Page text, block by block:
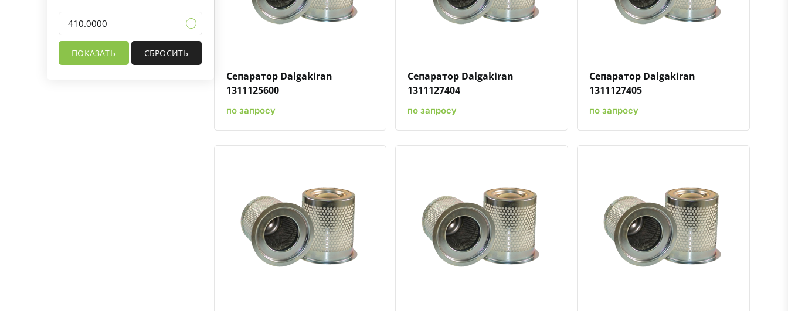
410.0000
Быстрый просмотрДобавить к сравнению
Добавить в избранное
Сепаратор Dalgakiran
1311125600
по запросу
Быстрый просмотрДобавить к сравнению
Добавить в избранное
Сепаратор Dalgakiran
1311127404
по запросу
Быстрый просмотрДобавить к сравнению
Добавить в избранное
Сепаратор Dalgakiran
1311127405
по запросу
Быстрый просмотрДобавить к сравнению
Добавить в избранное Быстрый просмотрДобавить к сравнению
Добавить в избранное Быстрый просмотрДобавить к сравнению
Добавить в избранное